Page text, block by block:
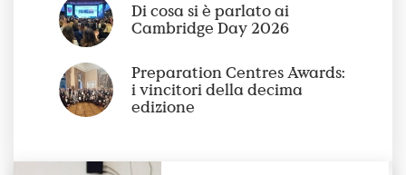
Di cosa si è parlato ai
Cambridge Day 2026
Preparation Centres Awards:
i vincitori della decima
edizione